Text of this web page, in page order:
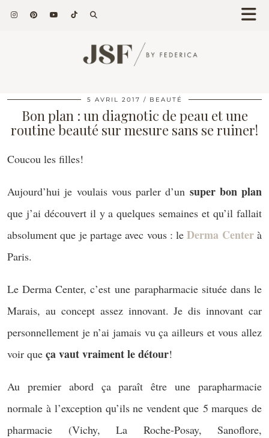
5 AVRIL 2017 BEAUTÉ
Bon plan : un diagnotic de peau et une
routine beauté sur mesure sans se ruiner!
Coucou les filles!
Aujourd’hui je voulais vous parler d’un super bon plan
que j’ai découvert il y a quelques semaines et qu’il fallait
absolument que je partage avec vous : leDerma Centerà
Paris.
Le Derma Center, c’est une parapharmacie située dans le
Marais, au concept assez innovant. Je dis innovant car
personnellement je n’ai jamais vu ça ailleurs et vous allez
voir que ça vaut vraiment le détour!
Au premier abord ça paraît être une parapharmacie
normale à l’exception qu’ils ne vendent que 5 marques de
pharmacie (Vichy, La Roche-Posay, Sanoflore,